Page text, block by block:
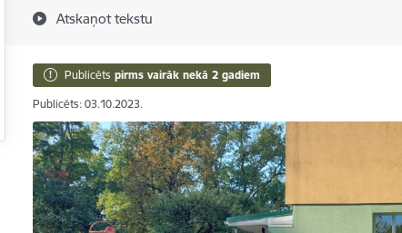
Atskaņot tekstu
Publicēts pirms vairāk nekā 2 gadiem
Publicēts: 03.10.2023.